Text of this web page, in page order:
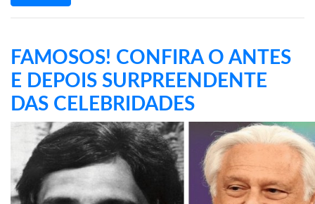
FAMOSOS! CONFIRA O ANTES
E DEPOIS SURPREENDENTE
DAS CELEBRIDADES